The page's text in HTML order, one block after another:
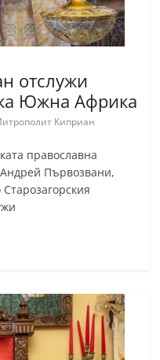
отслужи
Южна Африка
Киприан
православна
Първозвани,